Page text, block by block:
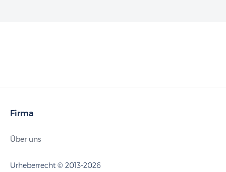
Firma
Über uns
Urheberrecht © 2013-2026